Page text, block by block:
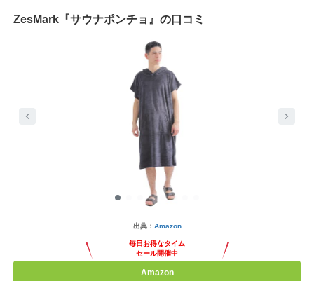
ZesMark『サウナポンチョ』の口コミ
出典： Amazon
毎日お得なタイム
セール開催中
Amazon